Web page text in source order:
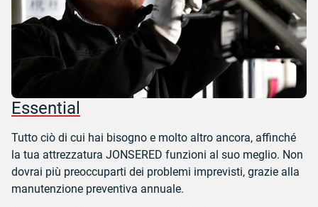
Essential
Tutto ciò di cui hai bisogno e molto altro ancora, affinché
la tua attrezzatura JONSERED funzioni al suo meglio. Non
dovrai più preoccuparti dei problemi imprevisti, grazie alla
manutenzione preventiva annuale.